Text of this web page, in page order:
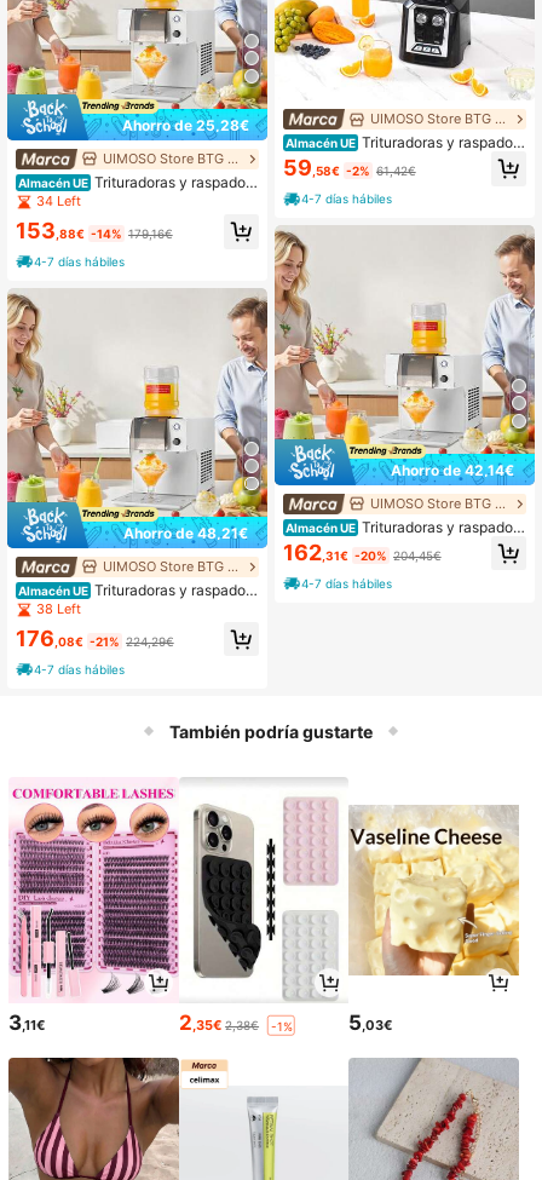
Ahorro de 25,28€
UIMOSO Store BTG EU
Almacén UE Trituradoras y raspadora
s de hielo
34 Left
153 ,88€ -14% 179,16€
4-7 días hábiles
Ahorro de 48,21€
UIMOSO Store BTG EU
Almacén UE Trituradoras y raspadora
s de hielo
38 Left
176 ,08€ -21% 224,29€
4-7 días hábiles
UIMOSO Store BTG EU
Almacén UE Trituradoras y raspadora
s de hielo
59 ,58€ -2% 61,42€
4-7 días hábiles
Ahorro de 42,14€
UIMOSO Store BTG EU
Almacén UE Trituradoras y raspadora
s de hielo
162 ,31€ -20% 204,45€
4-7 días hábiles
También podría gustarte
3,11€ 2,35€ 2,38€ -1% 5,03€